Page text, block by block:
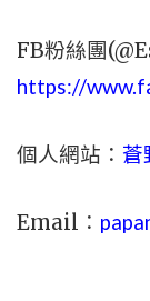
FB粉絲團
https://
個人網站： 蒼
Email：